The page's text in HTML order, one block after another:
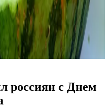
россиян с Днем